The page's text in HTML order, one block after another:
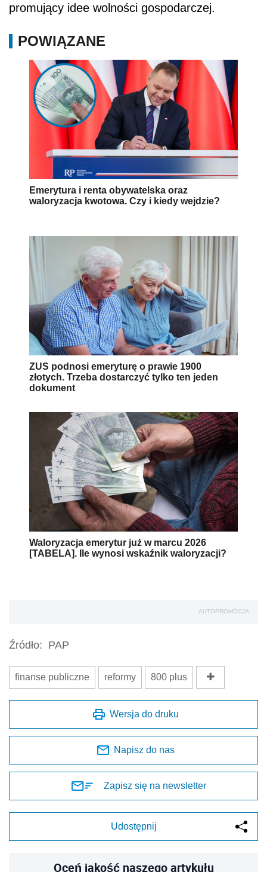
promujący idee wolności gospodarczej.
POWIĄZANE
Emerytura i renta obywatelska oraz
waloryzacja kwotowa. Czy i kiedy wejdzie?
ZUS podnosi emeryturę o prawie 1900
złotych. Trzeba dostarczyć tylko ten jeden
dokument
Waloryzacja emerytur już w marcu 2026
[TABELA]. Ile wynosi wskaźnik waloryzacji?
AUTOPROMOCJA
Źródło: PAP
finanse publiczne reformy 800 plus
Wersja do druku
Napisz do nas
Zapisz się na newsletter
Udostępnij
Oceń jakość naszego artykułu